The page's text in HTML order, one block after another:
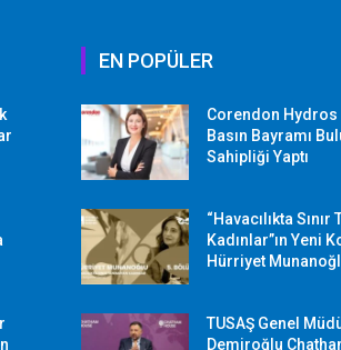
EN POPÜLER
Corendon Hydros
Basın Bayramı
Sahipliği Yaptı
“Havacılıkta Sınır
Kadınlar”ın Yeni
Hürriyet
TUSAŞ Genel
Demiroğlu